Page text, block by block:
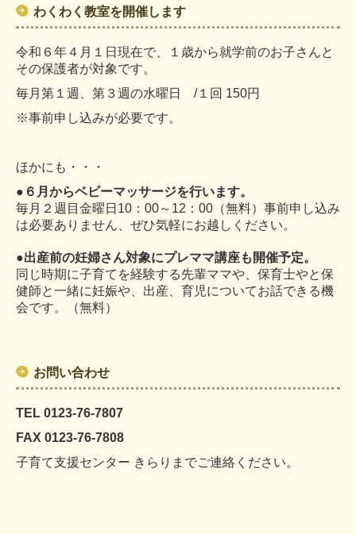
わくわく教室を開催します
令和６年４月１日現在で、１歳から就学前のお子さんと
その保護者が対象です。
毎月第１週、第３週の水曜日 /１ 回 150円
※事前申し込みが必要です。
ほかにも・・・
●６月からベビーマッサージを行います。
毎月２週目金曜日10：00～12：00（無料）事前申し込み
は必要ありません、ぜひ気軽にお越しください。
●出産前の妊婦さん対象にプレママ講座も開催予定。
同じ時期に子育てを経験する先輩ママや、保育士やと保
健師と一緒に妊娠や、出産、育児についてお話できる機
会です。（無料）
お問い合わせ
TEL 0123‐76‐7807
FAX 0123‐76‐7808
子育て支援センター きらりまでご連絡ください。